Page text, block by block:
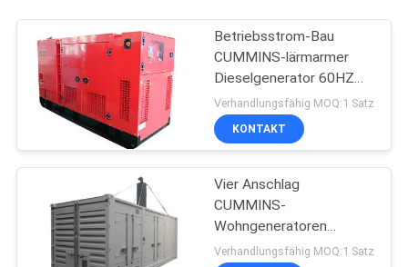
Betriebsstrom-Bau
CUMMINS-lärmarmer
Dieselgenerator 60HZ
563KVA/450KW
Verhandlungsfähig MOQ:1 Satz
KONTAKT
Vier Anschlag
CUMMINS-
Wohngeneratoren
1500RPM 730KW
Verhandlungsfähig MOQ:1 Satz